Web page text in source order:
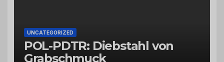
UNCATEGORIZED
POL-PDTR: Diebstahl von
Grabschmuck